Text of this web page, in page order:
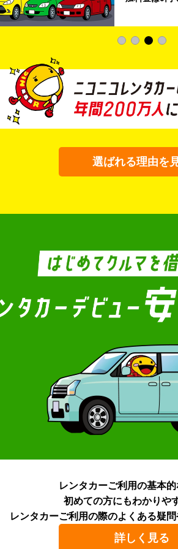
ています。
選ばれる理由を
レンタカーご利用の基本
初めての方にもわかりや
レンタカーご利用の際のよくある疑問
詳しく見る